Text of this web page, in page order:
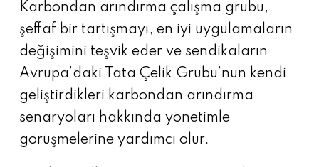
Karbondan arındırma çalışma grubu,
şeffaf bir tartışmayı, en iyi uygulamaların
değişimini teşvik eder ve sendikaların
Avrupa’daki Tata Çelik Grubu’nun kendi
geliştirdikleri karbondan arındırma
senaryoları hakkında yönetimle
görüşmelerine yardımcı olur.